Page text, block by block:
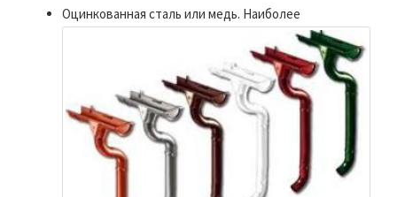
Оцинкованная сталь или медь. Наиболее